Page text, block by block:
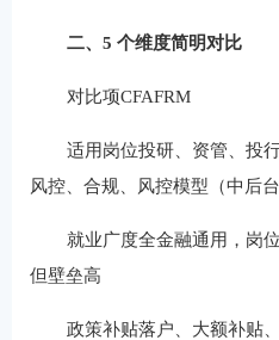
二、5 个维度简明对比
对比项CFAFRM
适用岗位投研、资管、投
风控、合规、风控模型（中后台
就业广度全金融通用，岗
但壁垒高
政策补贴落户、大额补贴